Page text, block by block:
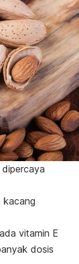
kacang
vitamin E
dosis